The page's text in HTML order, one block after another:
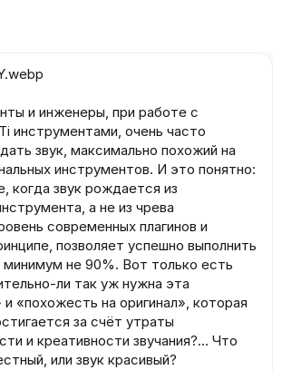
и
и
и инженеры, при работе с
инструментами, очень часто
звук, максимально похожий на
инструментов. И это понятно:
когда звук рождается из
а не из чрева
современных плагинов и
позволяет успешно выполнить
минимум не 90%. Вот только есть
ли так уж нужна эта
«похожесть на оригинал», которая
за счёт утраты
и креативности звучания?… Что
или звук красивый?